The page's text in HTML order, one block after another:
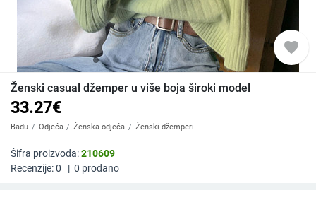
favorite
Ženski casual džemper u više boja široki model
33.27€
Badu Odjeća Ženska odjeća Ženski džemperi
Šifra proizvoda:210609
Recenzije:0 | 0 prodano